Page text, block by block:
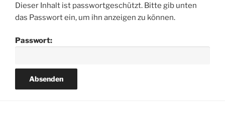
Dieser Inhalt ist passwortgeschützt. Bitte gib unten
das Passwort ein, um ihn anzeigen zu können.
Passwort: